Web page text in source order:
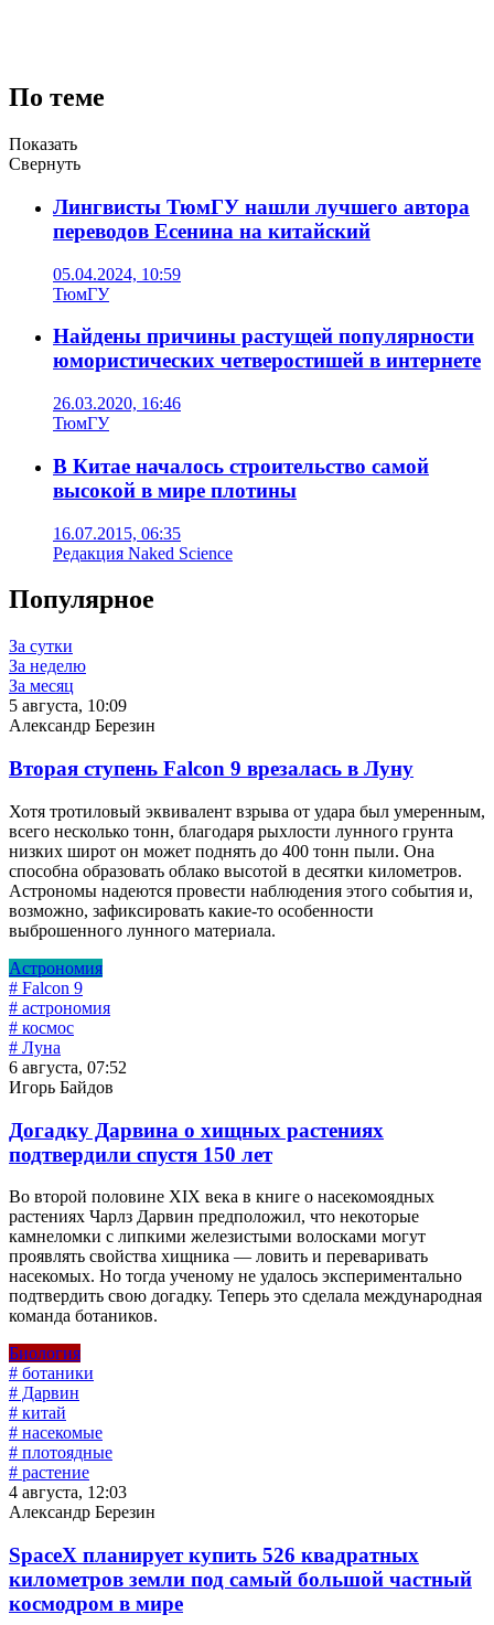
По теме
Показать
Свернуть
Лингвисты ТюмГУ нашли лучшего автора
переводов Есенина на китайский
05.04.2024, 10:59
ТюмГУ
Найдены причины растущей популярности
юмористических четверостишей в интернете
26.03.2020, 16:46
ТюмГУ
В Китае началось строительство самой
высокой в мире плотины
16.07.2015, 06:35
Редакция Naked Science
Популярное
За сутки
За неделю
За месяц
5 августа, 10:09
Александр Березин
Вторая ступень Falcon 9 врезалась в Луну
Хотя тротиловый эквивалент взрыва от удара был умеренным,
всего несколько тонн, благодаря рыхлости лунного грунта
низких широт он может поднять до 400 тонн пыли. Она
способна образовать облако высотой в десятки километров.
Астрономы надеются провести наблюдения этого события и,
возможно, зафиксировать какие-то особенности
выброшенного лунного материала.
Астрономия
# Falcon 9
# астрономия
# космос
# Луна
6 августа, 07:52
Игорь Байдов
Догадку Дарвина о хищных растениях
подтвердили спустя 150 лет
Во второй половине XIX века в книге о насекомоядных
растениях Чарлз Дарвин предположил, что некоторые
камнеломки с липкими железистыми волосками могут
проявлять свойства хищника — ловить и переваривать
насекомых. Но тогда ученому не удалось экспериментально
подтвердить свою догадку. Теперь это сделала международная
команда ботаников.
Биология
# ботаники
# Дарвин
# китай
# насекомые
# плотоядные
# растение
4 августа, 12:03
Александр Березин
SpaceX планирует купить 526 квадратных
километров земли под самый большой частный
космодром в мире